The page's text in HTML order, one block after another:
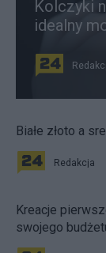
Kolczyki
idealny
Białe złoto a
Redakcja
Kreacje
swojego